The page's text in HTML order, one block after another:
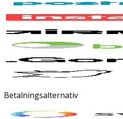
Betalningsalternativ